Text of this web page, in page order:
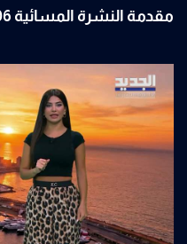
مقدمة النشرة المسائية 06-08-2026